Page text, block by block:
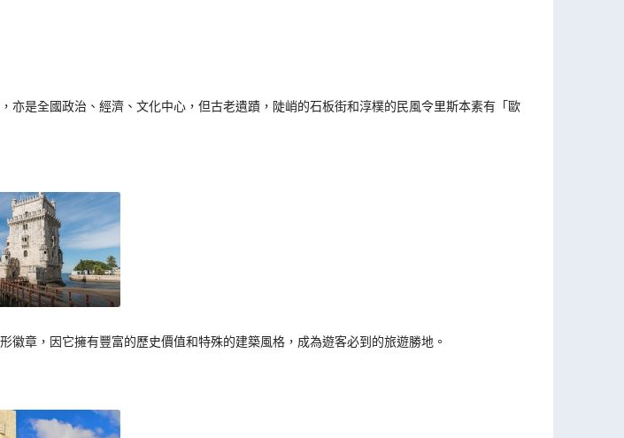
亦是全國政治、經濟、文化中心，但古老遺蹟，陡峭的石板街和淳樸的民風令里斯本素有「歐
徽章，因它擁有豐富的歷史價值和特殊的建築風格，成為遊客必到的旅遊勝地。